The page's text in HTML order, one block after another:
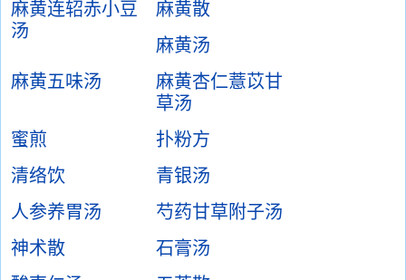
麻黄连轺赤小豆
汤
麻黄散
麻黄汤
麻黄五味汤
麻黄杏仁薏苡甘
草汤
蜜煎
扑粉方
清络饮
青银汤
人参养胃汤
芍药甘草附子汤
神术散
石膏汤